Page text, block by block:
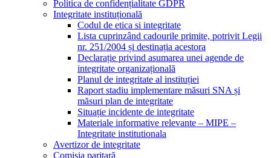
Politica de confidențialitate GDPR
Integritate instituțională
Codul de etica si integritate
Lista cuprinzând cadourile primite, potrivit Legii
nr. 251/2004 și destinația acestora
Declarație privind asumarea unei agende de
integritate organizațională
Planul de integritate al instituției
Raport stadiu implementare măsuri SNA și
măsuri plan de integritate
Situație incidente de integritate
Materiale informative relevante – MIPE –
Integritate institutionala
Avertizor de integritate
Comisia paritară